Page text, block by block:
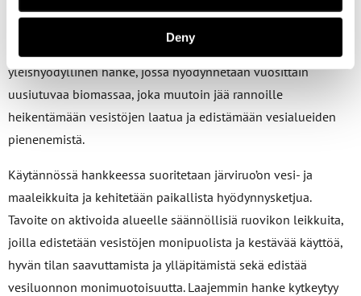
Deny
31.12.2025
Ruovikkoleikkuut Naantalin Livonsaaressa on
yleishyödyllinen hanke, jossa hyödynnetään vuosittain
uusiutuvaa biomassaa, joka muutoin jää rannoille
heikentämään vesistöjen laatua ja edistämään vesialueiden
pienenemistä.
Käytännössä hankkeessa suoritetaan järviruo’on vesi- ja
maaleikkuita ja kehitetään paikallista hyödynnysketjua.
Tavoite on aktivoida alueelle säännöllisiä ruovikon leikkuita,
joilla edistetään vesistöjen monipuolista ja kestävää käyttöä,
hyvän tilan saavuttamista ja ylläpitämistä sekä edistää
vesiluonnon monimuotoisuutta. Laajemmin hanke kytkeytyy